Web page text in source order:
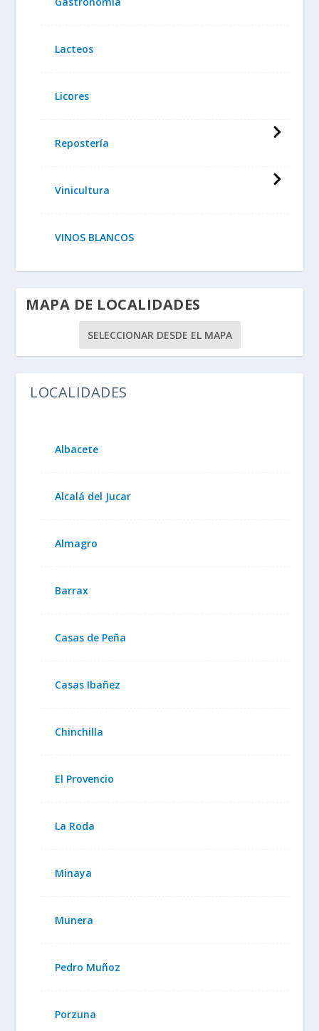
Lacteos
Licores
Repostería
Vinicultura
VINOS BLANCOS
MAPA DE LOCALIDADES
SELECCIONAR DESDE EL MAPA
LOCALIDADES
Albacete
Alcalá del Jucar
Almagro
Barrax
Casas de Peña
Casas Ibañez
Chinchilla
El Provencio
La Roda
Minaya
Munera
Pedro Muñoz
Porzuna